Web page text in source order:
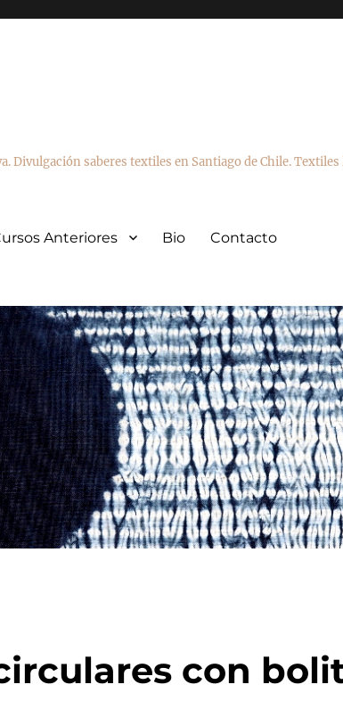
saberes textiles en Santiago de Chile. Textiles
Anteriores Bio Contacto
con